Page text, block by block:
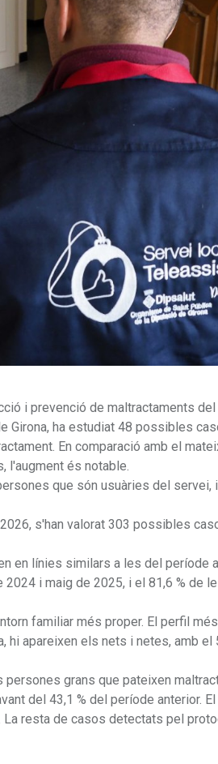
i prevenció de maltractaments
Girona, ha estudiat 48 possibles
En comparació amb el
l'augment és notable.
que són usuàries del servei,
s'han valorat 303 possibles
en línies similars a les del període
i maig de 2025, i el 81,6 % de
familiar més proper. El perfil
apareixen els nets i netes, amb el
grans que pateixen
del 43,1 % del període anterior.
resta de casos detectats pel